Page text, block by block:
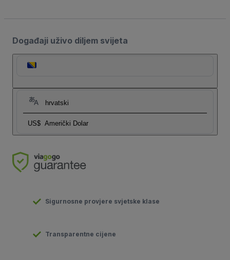
Događaji uživo diljem svijeta
hrvatski
US$ Američki Dolar
Sigurnosne provjere svjetske klase
Transparentne cijene